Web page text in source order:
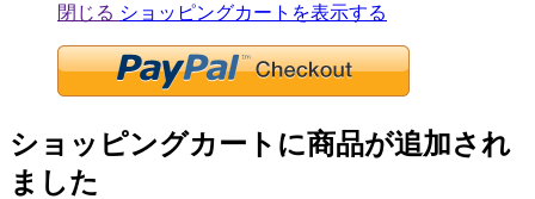
閉じる ショッピングカートを表示する
ショッピングカートに商品が追加され
ました